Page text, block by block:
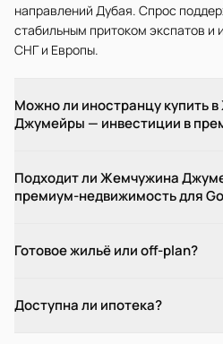
направлений Дубая. Спрос
стабильным притоком экспатов и
СНГ и Европы.
Можно ли иностранцу купить
Джумейры — инвестиции в
Подходит ли Жемчужина
премиум-недвижимость для
Готовое жильё или off-plan?
Доступна ли ипотека?